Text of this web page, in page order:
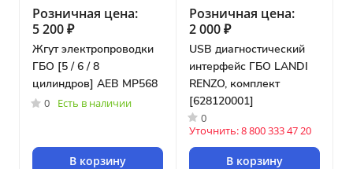
Розничная цена:
5 200 ₽
Жгут электропроводки
ГБО [5 / 6 / 8
цилиндров] AEB MP568
0 Есть в наличии
В корзину
Розничная цена:
2 000 ₽
USB диагностический
интерфейс ГБО LANDI
RENZO, комплект
[628120001]
0
Уточнить: 8 800 333 47 20
В корзину